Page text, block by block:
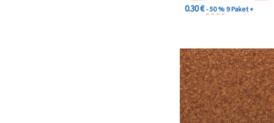
0.30 €- 50 %9 Paket +